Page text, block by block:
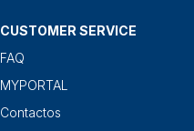
CUSTOMER SERVICE
FAQ
MYPORTAL
Contactos